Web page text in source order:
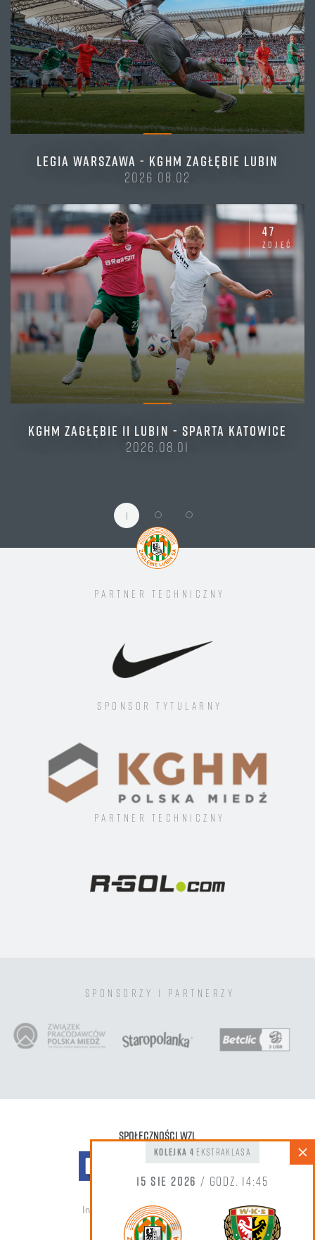
LEGIA WARSZAWA - KGHM ZAGŁĘBIE LUBIN
2026.08.02
47
zdjęć
KGHM ZAGŁĘBIE II LUBIN - SPARTA KATOWICE
2026.08.01
1
Partner techniczny
Sponsor tytularny
Partner techniczny
sponsorzy i partnerzy
Społeczności WZL
Informacja do zdjęć oraz nagrań wideo
kolejka 4 Ekstraklasa
15 sie 2026/ godz. 14:45